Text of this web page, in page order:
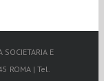
SOCIETARIA E
ROMA | Tel.